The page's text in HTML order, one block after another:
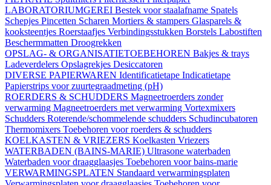
LABORATORIUMGEREI Bestek voor staalafname Spatels
Schepjes Pincetten Scharen Mortiers & stampers Glasparels &
kooksteentjes Roerstaafjes Verbindingsstukken Borstels Labostiften
Beschermmatten Droogrekken
OPSLAG- & ORGANISATIETOEBEHOREN Bakjes & trays
Ladeverdelers Opslagrekjes Desiccatoren
DIVERSE PAPIERWAREN Identificatietape Indicatietape
Papierstrips voor zuurtegraadmeting (pH)
ROERDERS & SCHUDDERS Magneetroerders zonder
verwarming Magneetroerders met verwarming Vortexmixers
Schudders Roterende/schommelende schudders Schudincubatoren
Thermomixers Toebehoren voor roerders & schudders
KOELKASTEN & VRIEZERS Koelkasten Vriezers
WATERBADEN (BAINS-MARIE) Ultrasone waterbaden
Waterbaden voor draagglaasjes Toebehoren voor bains-marie
VERWARMINGSPLATEN Standaard verwarmingsplaten